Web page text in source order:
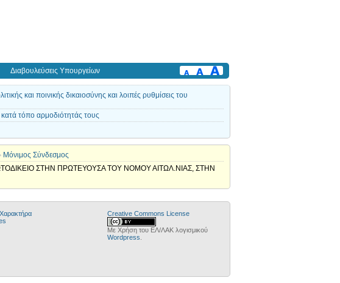
Διαβουλεύσεις Υπουργείων
και ποινικής δικαιοσύνης και λοιπές ρυθμίσεις του
τόπο αρμοδιότητάς τους
Μόνιμος Σύνδεσμος
ΣΤΗΝ ΠΡΩΤΕΥΟΥΣΑ ΤΟΥ ΝΟΜΟΥ ΑΙΤΩΛ.ΝΙΑΣ, ΣΤΗΝ
Creative Commons License
Με Χρήση του ΕΛ/ΛΑΚ λογισμικού
Wordpress